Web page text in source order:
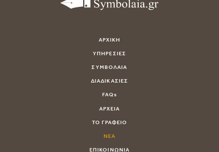
ΑΡΧΙΚΗ
ΥΠΗΡΕΣΙΕΣ
ΣΥΜΒΟΛΑΙΑ
ΔΙΑΔΙΚΑΣΙΕΣ
FAQs
ΑΡΧΕΙΑ
ΤΟ ΓΡΑΦΕΙΟ
ΝΕΑ
ΕΠΙΚΟΙΝΩΝΙΑ